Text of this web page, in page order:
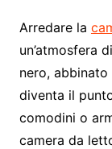
Arredare la
un’atmosfera
nero,
diventa il
comodini o
camera da